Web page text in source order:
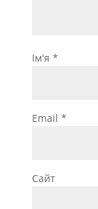
Ім'я *
Email *
Сайт